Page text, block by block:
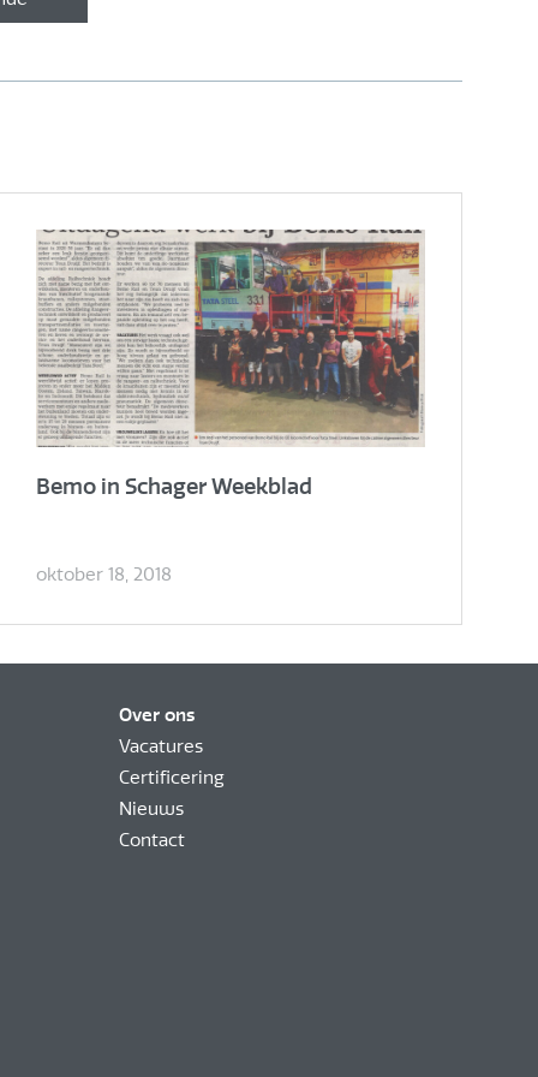
Bemo in Schager Weekblad
oktober 18, 2018
Over ons
Vacatures
Certificering
Nieuws
Contact